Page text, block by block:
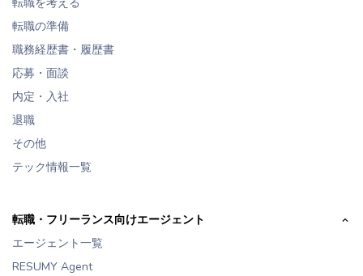
転職の準備
職務経歴書・履歴書
応募・面談
内定・入社
退職
その他
テック情報一覧
転職・フリーランス向けエージェント
エージェント一覧
RESUMY Agent